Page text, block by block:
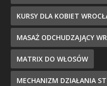
KURSY DLA KOBIET
MASAŻ ODCHUDZAJĄCY
MATRIX DO WŁOSÓW
MECHANIZM DZIAŁANIA